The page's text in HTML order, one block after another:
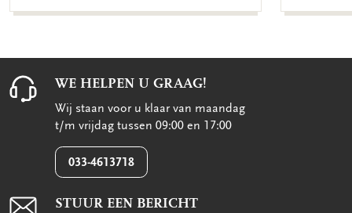
WE HELPEN U GRAAG!
Wij staan voor u klaar van maandag
t/m vrijdag tussen 09:00 en 17:00
033-4613718
STUUR EEN BERICHT